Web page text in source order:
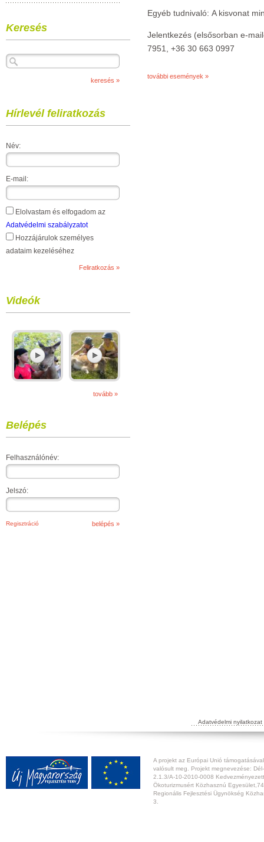
Keresés
Hírlevél feliratkozás
Név:
E-mail:
Elolvastam és elfogadom az
Adatvédelmi szabályzatot
Hozzájárulok személyes
adataim kezeléséhez
Videók
tovább »
Belépés
Felhasználónév:
Jelszó:
Regisztráció
Egyéb tudnivaló: A kisvonat
Jelentkezés (elsősorban e-
7951, +36 30 663 0997
további események »
Adatvédelmi nyilatkozat
A projekt az Európai Unió
valósult meg. Projekt megnevezése:
2.1.3/A-10-2010-0008
Ökoturizmusért Közhasznú
Regionális Fejlesztési Ügynökség
3.